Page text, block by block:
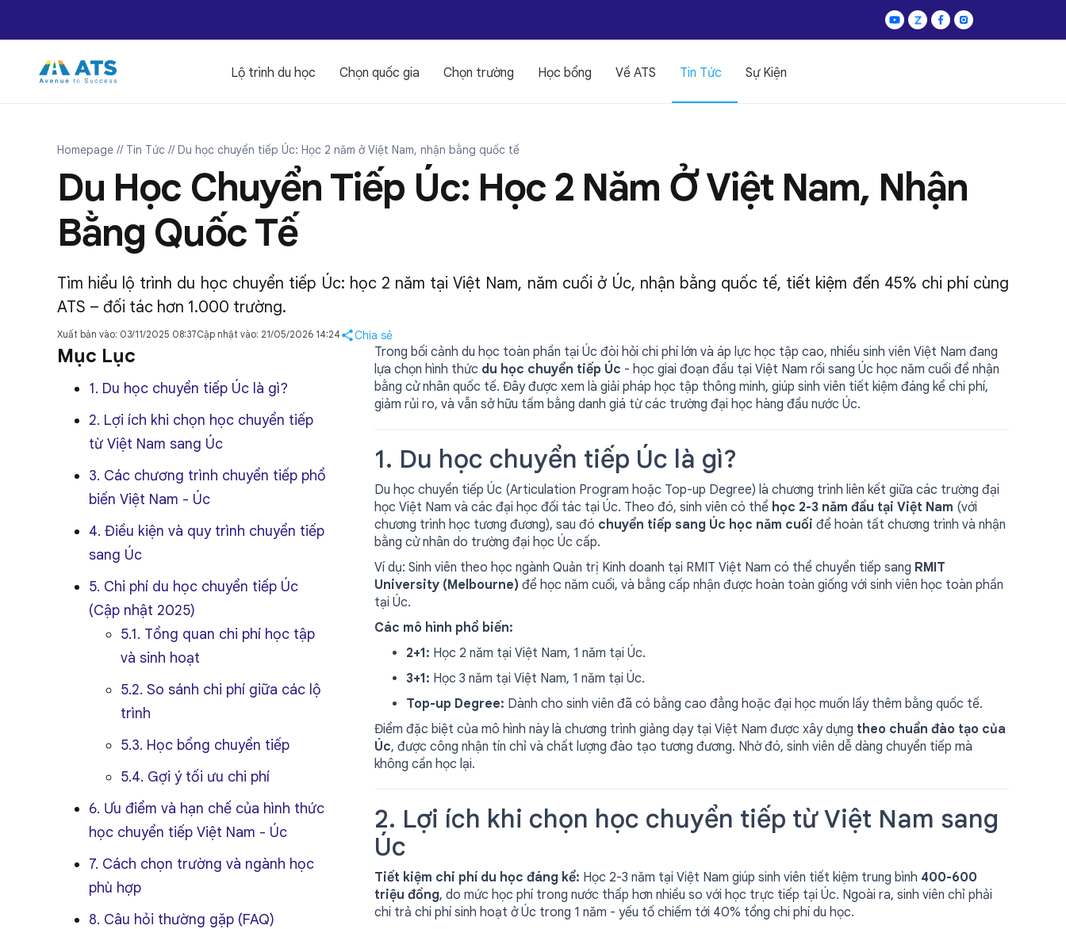
Lộ trình du học Chọn quốc gia Chọn trường Học bổng Về ATS Tin Tức Sự Kiện
Homepage // Tin Tức // Du học chuyển tiếp Úc: Học 2 năm ở Việt Nam, nhận bằng quốc tế
Du Học Chuyển Tiếp Úc: Học 2 Năm Ở Việt Nam, Nhận
Bằng Quốc Tế
Tìm hiểu lộ trình du học chuyển tiếp Úc: học 2 năm tại Việt Nam, năm cuối ở Úc, nhận bằng quốc tế, tiết kiệm đến 45% chi phí cùng
ATS – đối tác hơn 1.000 trường.
Xuất bản vào: 03/11/2025 08:37Cập nhật vào: 21/05/2026 14:24 Chia sẻ
Mục Lục
1. Du học chuyển tiếp Úc là gì?
2. Lợi ích khi chọn học chuyển tiếp
từ Việt Nam sang Úc
3. Các chương trình chuyển tiếp phổ
biến Việt Nam - Úc
4. Điều kiện và quy trình chuyển tiếp
sang Úc
5. Chi phí du học chuyển tiếp Úc
(Cập nhật 2025)
5.1. Tổng quan chi phí học tập
và sinh hoạt
5.2. So sánh chi phí giữa các lộ
trình
5.3. Học bổng chuyển tiếp
5.4. Gợi ý tối ưu chi phí
6. Ưu điểm và hạn chế của hình thức
học chuyển tiếp Việt Nam - Úc
7. Cách chọn trường và ngành học
phù hợp
8. Câu hỏi thường gặp (FAQ)
Trong bối cảnh du học toàn phần tại Úc đòi hỏi chi phí lớn và áp lực học tập cao, nhiều sinh viên Việt Nam đang
lựa chọn hình thức du học chuyển tiếp Úc - học giai đoạn đầu tại Việt Nam rồi sang Úc học năm cuối để nhận
bằng cử nhân quốc tế. Đây được xem là giải pháp học tập thông minh, giúp sinh viên tiết kiệm đáng kể chi phí,
giảm rủi ro, và vẫn sở hữu tấm bằng danh giá từ các trường đại học hàng đầu nước Úc.
1. Du học chuyển tiếp Úc là gì?
Du học chuyển tiếp Úc (Articulation Program hoặc Top-up Degree) là chương trình liên kết giữa các trường đại
học Việt Nam và các đại học đối tác tại Úc. Theo đó, sinh viên có thể học 2-3 năm đầu tại Việt Nam (với
chương trình học tương đương), sau đó chuyển tiếp sang Úc học năm cuối để hoàn tất chương trình và nhận
bằng cử nhân do trường đại học Úc cấp.
Ví dụ: Sinh viên theo học ngành Quản trị Kinh doanh tại RMIT Việt Nam có thể chuyển tiếp sang RMIT
University (Melbourne) để học năm cuối, và bằng cấp nhận được hoàn toàn giống với sinh viên học toàn phần
tại Úc.
Các mô hình phổ biến:
2+1: Học 2 năm tại Việt Nam, 1 năm tại Úc.
3+1: Học 3 năm tại Việt Nam, 1 năm tại Úc.
Top-up Degree: Dành cho sinh viên đã có bằng cao đẳng hoặc đại học muốn lấy thêm bằng quốc tế.
Điểm đặc biệt của mô hình này là chương trình giảng dạy tại Việt Nam được xây dựng theo chuẩn đào tạo của
Úc, được công nhận tín chỉ và chất lượng đào tạo tương đương. Nhờ đó, sinh viên dễ dàng chuyển tiếp mà
không cần học lại.
2. Lợi ích khi chọn học chuyển tiếp từ Việt Nam sang
Úc
Tiết kiệm chi phí du học đáng kể: Học 2-3 năm tại Việt Nam giúp sinh viên tiết kiệm trung bình 400-600
triệu đồng, do mức học phí trong nước thấp hơn nhiều so với học trực tiếp tại Úc. Ngoài ra, sinh viên chỉ phải
chi trả chi phí sinh hoạt ở Úc trong 1 năm - yếu tố chiếm tới 40% tổng chi phí du học.